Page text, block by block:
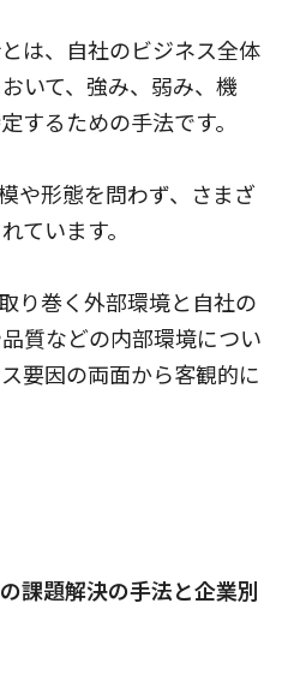
は、自社のビジネス全体
いて、強み、弱み、機
するための手法です。
や形態を問わず、さまざ
ています。
り巻く外部環境と自社の
質などの内部環境につい
要因の両面から客観的に
課題解決の手法と企業別